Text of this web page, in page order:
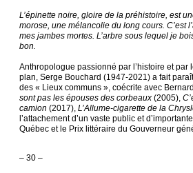
L’épinette noire, gloire de la préhistoire, est
morose, une mélancolie du long cours. C’est
mes jambes mortes. L’arbre sous lequel je
bon.
Anthropologue passionné par l’histoire et
plan, Serge Bouchard (1947-2021) a fait
des « Lieux communs », coécrite avec
sont pas les épouses des corbeaux (2005),
camion (2017), L’Allume-cigarette de la
l’attachement d’un vaste public et
Québec et le Prix littéraire du Gouverneur
– 30 –